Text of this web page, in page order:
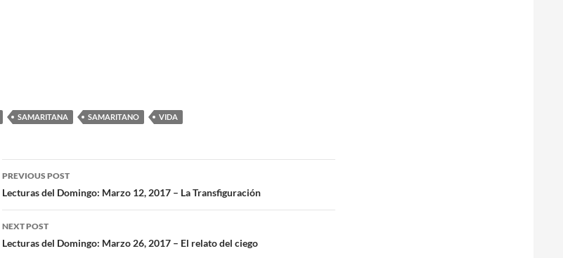
SAMARITANA SAMARITANO VIDA
PREVIOUS POST
Lecturas del Domingo: Marzo 12, 2017 – La Transfiguración
NEXT POST
Lecturas del Domingo: Marzo 26, 2017 – El relato del ciego